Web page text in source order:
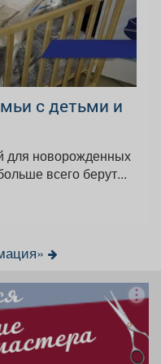
с детьми и
для новорожденных
🤝 Что больше всего берут...